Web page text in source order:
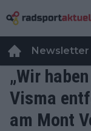
Newsletter
„Wir
Visma
am Mont